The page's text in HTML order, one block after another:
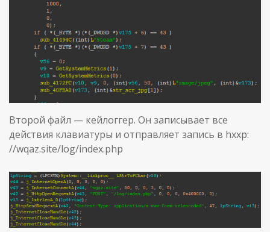
Второй файл — кейлоггер. Он записывает все
действия клавиатуры и отправляет запись в hxxp:
//wqaz.site/log/index.php